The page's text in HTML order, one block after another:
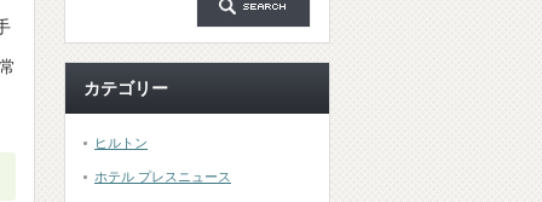
カテゴリー
ヒルトン
ホテル プレスニュース